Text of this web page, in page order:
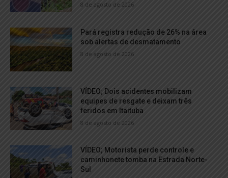
8 de agosto de 2026
Pará registra redução de 26% na área
sob alertas de desmatamento
8 de agosto de 2026
VÍDEO; Dois acidentes mobilizam
equipes de resgate e deixam três
feridos em Itaituba
8 de agosto de 2026
VÍDEO; Motorista perde controle e
caminhonete tomba na Estrada Norte-
Sul